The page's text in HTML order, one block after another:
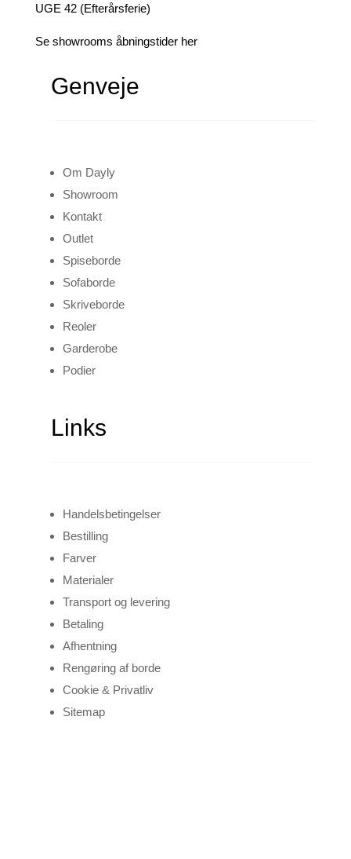
UGE 42 (Efterårsferie)
Se showrooms åbningstider her
Genveje
Om Dayly
Showroom
Kontakt
Outlet
Spiseborde
Sofaborde
Skriveborde
Reoler
Garderobe
Podier
Links
Handelsbetingelser
Bestilling
Farver
Materialer
Transport og levering
Betaling
Afhentning
Rengøring af borde
Cookie & Privatliv
Sitemap